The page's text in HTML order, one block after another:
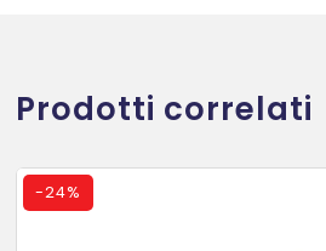
Prodotti correlati
-24%